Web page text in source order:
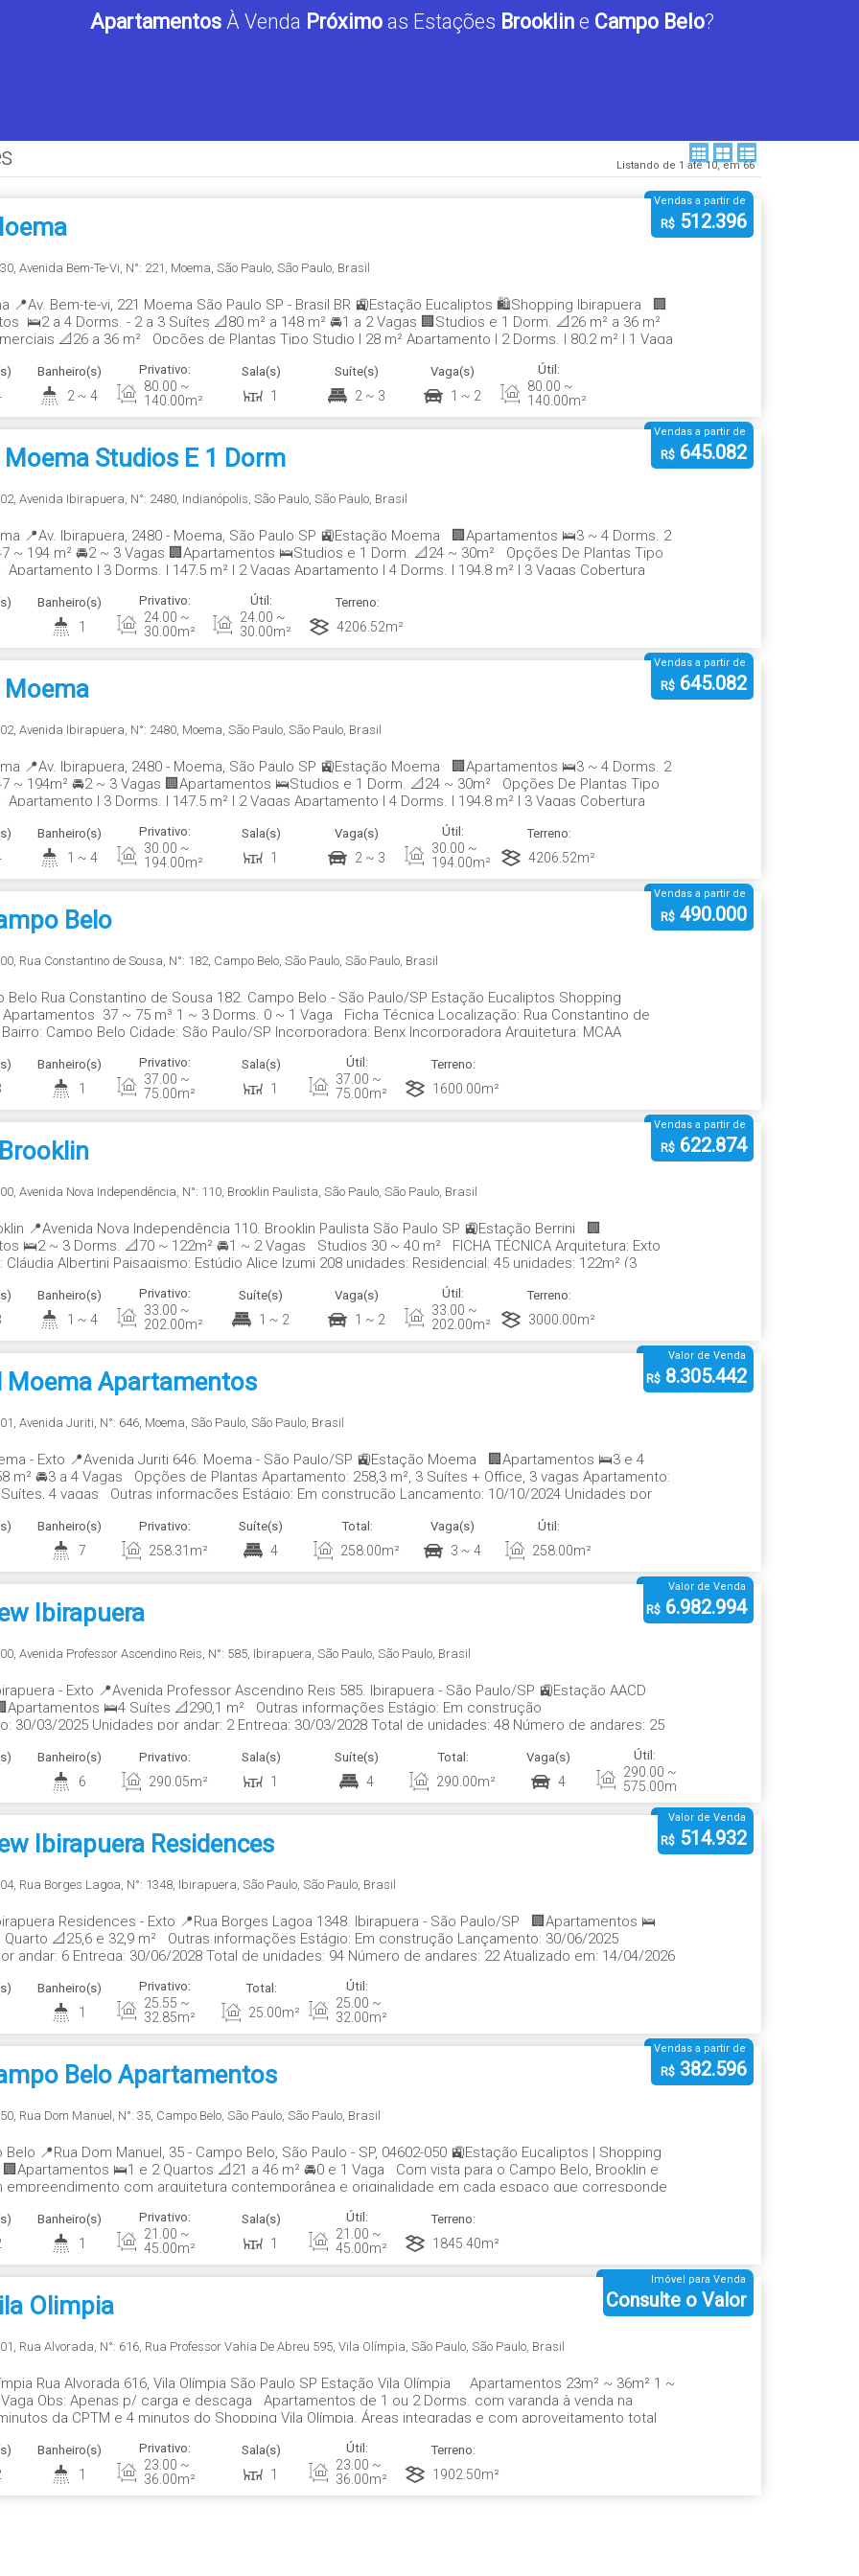
Apartamentos À Venda Próximo as Estações Brooklin e Campo Belo?
Listando de 1 até 10, em 66
R$ 512.396
Vendas a partir de
,Avenida Bem-Te-Vi, N°: 221 , Moema,São Paulo,São Paulo, Brasil
2 ~ 4
Banheiro(s) Privativo:
80 .00 ~
140 .00m² 1
Sala(s)
2 ~ 3
Suíte(s)
1 ~ 2
Vaga(s) Útil:
80 .00 ~
140 .00m²
📍Av. Bem-te-vi, 221 Moema São Paulo SP - Brasil BR 🚉Estação Eucaliptos 🛍️Shopping Ibirapuera 🏢
🛌2 a 4 Dorms. - 2 a 3 Suítes 📐80 m² a 148 m² 🚘1 a 2 Vagas 🏢Studios e 1 Dorm. 📐26 m² a 36 m²
📐26 a 36 m² Opções de Plantas Tipo Studio | 28 m² Apartamento | 2 Dorms. | 80,2 m² | 1 Vaga
Studios E 1 Dorm R$ 645.082
Vendas a partir de
,Avenida Ibirapuera, N°: 2480, Indianópolis,São Paulo,São Paulo, Brasil
1
Banheiro(s) Privativo:
24 .00 ~
30 .00m²
Útil:
24 .00 ~
30 .00m²
Terreno:
4206 .52m²
📍Av. Ibirapuera, 2480 - Moema, São Paulo SP 🚉Estação Moema 🏢Apartamentos 🛌3 ~ 4 Dorms. 2
~ 194 m² 🚘2 ~ 3 Vagas 🏢Apartamentos 🛌Studios e 1 Dorm. 📐24 ~ 30m² Opções De Plantas Tipo
Apartamento | 3 Dorms. | 147,5 m² | 2 Vagas Apartamento | 4 Dorms. | 194,8 m² | 3 Vagas Cobertura
Moema R$ 645.082
Vendas a partir de
,Avenida Ibirapuera, N°: 2480, Moema,São Paulo,São Paulo, Brasil
1 ~ 4
Banheiro(s) Privativo:
30 .00 ~
194 .00m² 1
Sala(s)
2 ~ 3
Vaga(s) Útil:
30 .00 ~
194 .00m²
Terreno:
4206 .52m²
📍Av. Ibirapuera, 2480 - Moema, São Paulo SP 🚉Estação Moema 🏢Apartamentos 🛌3 ~ 4 Dorms. 2
~ 194m² 🚘2 ~ 3 Vagas 🏢Apartamentos 🛌Studios e 1 Dorm. 📐24 ~ 30m² Opções De Plantas Tipo
Apartamento | 3 Dorms. | 147,5 m² | 2 Vagas Apartamento | 4 Dorms. | 194,8 m² | 3 Vagas Cobertura
Belo R$ 490.000
Vendas a partir de
, Rua Constantino de Sousa, N°: 182, Campo Belo,São Paulo,São Paulo, Brasil
1
Banheiro(s) Privativo:
37 .00 ~
75 .00m² 1
Sala(s) Útil:
37 .00 ~
75 .00m²
Terreno:
1600 .00m²
Belo Rua Constantino de Sousa 182. Campo Belo - São Paulo/SP Estação Eucaliptos Shopping
37 ~ 75 m³ 1 ~ 3 Dorms. 0 ~ 1 Vaga Ficha Técnica Localização: Rua Constantino de
Campo Belo Cidade: São Paulo/SP Incorporadora: Benx Incorporadora Arquitetura: MCAA
R$ 622.874
Vendas a partir de
,Avenida Nova Independência, N°: 110, Brooklin Paulista,São Paulo,São Paulo, Brasil
1 ~ 4
Banheiro(s) Privativo:
33 .00 ~
202 .00m² 1 ~ 2
Suíte(s)
1 ~ 2
Vaga(s) Útil:
33 .00 ~
202 .00m²
Terreno:
3000 .00m²
📍Avenida Nova Independência 110. Brooklin Paulista São Paulo SP 🚉Estação Berrini 🏢
🛌2 ~ 3 Dorms. 📐70 ~ 122m² 🚘1 ~ 2 Vagas Studios 30 ~ 40 m² FICHA TÉCNICA Arquitetura: Exto
Cláudia Albertini Paisagismo: Estúdio Alice Izumi 208 unidades: Residencial: 45 unidades: 122m² (3
Moema Apartamentos R$ 8.305.442
Valor de Venda
,Avenida Juriti, N°: 646, Moema,São Paulo,São Paulo, Brasil
7
Banheiro(s) Privativo:
258 .31 m² 4
Suíte(s) Total:
258 .00m² 3 ~ 4
Vaga(s) Útil:
258 .00m²
- Exto 📍Avenida Juriti 646. Moema - São Paulo/SP 🚉Estação Moema 🏢Apartamentos 🛌3 e 4
m² 🚘3 a 4 Vagas Opções de Plantas Apartamento: 258,3 m², 3 Suítes + Office, 3 vagas Apartamento:
Suítes, 4 vagas Outras informações Estágio: Em construção Lançamento: 10/10/2024 Unidades por
Ibirapuera R$ 6.982.994
Valor de Venda
,Avenida Professor Ascendino Reis, N°: 585, Ibirapuera,São Paulo,São Paulo, Brasil
6
Banheiro(s) Privativo:
290 .05m² 1
Sala(s)
4
Suíte(s) Total:
290 .00m² 4
Vaga(s) Útil:
290 .00 ~
575 .00m²
- Exto 📍Avenida Professor Ascendino Reis 585. Ibirapuera - São Paulo/SP 🚉Estação AACD
🛌4 Suítes 📐290,1 m² Outras informações Estágio: Em construção
30/03/2025 Unidades por andar: 2 Entrega: 30/03/2028 Total de unidades: 48 Número de andares: 25
Ibirapuera Residences R$ 514.932
Valor de Venda
, Rua Borges Lagoa, N°: 1348, Ibirapuera,São Paulo,São Paulo, Brasil
1
Banheiro(s) Privativo:
25 .55 ~
32 .85m²
Total:
25 .00m²
Útil:
25 .00 ~
32 .00m²
Residences - Exto 📍Rua Borges Lagoa 1348. Ibirapuera - São Paulo/SP 🏢Apartamentos 🛌
Quarto 📐25,6 e 32,9 m² Outras informações Estágio: Em construção Lançamento: 30/06/2025
andar: 6 Entrega: 30/06/2028 Total de unidades: 94 Número de andares: 22 Atualizado em: 14/04/2026
Belo Apartamentos R$ 382.596
Vendas a partir de
, Rua Dom Manuel , N°: 35, Campo Belo,São Paulo,São Paulo, Brasil
1
Banheiro(s) Privativo:
21 .00 ~
45 .00m² 1
Sala(s) Útil:
21 .00 ~
45 .00m²
Terreno:
1845 .40m²
Belo 📍Rua Dom Manuel, 35 - Campo Belo, São Paulo - SP, 04602-050 🚉Estação Eucaliptos | Shopping
🛌1 e 2 Quartos 📐21 a 46 m² 🚘0 e 1 Vaga Com vista para o Campo Belo, Brooklin e
empreendimento com arquitetura contemporânea e originalidade em cada espaço que corresponde
Olimpia Consulte o Valor
Imóvel para Venda
, Rua Alvorada, N°: 616, Rua Professor Vahia De Abreu 595,Vila Olímpia,São Paulo,São Paulo, Brasil
1
Banheiro(s) Privativo:
23 .00 ~
36 .00m² 1
Sala(s) Útil:
23 .00 ~
36 .00m²
Terreno:
1902 .50m²
Rua Alvorada 616, Vila Olímpia São Paulo SP Estação Vila Olímpia Apartamentos 23m² ~ 36m² 1 ~
Obs: Apenas p/ carga e descaga Apartamentos de 1 ou 2 Dorms. com varanda à venda na
da CPTM e 4 minutos do Shopping Vila Olímpia. Áreas integradas e com aproveitamento total